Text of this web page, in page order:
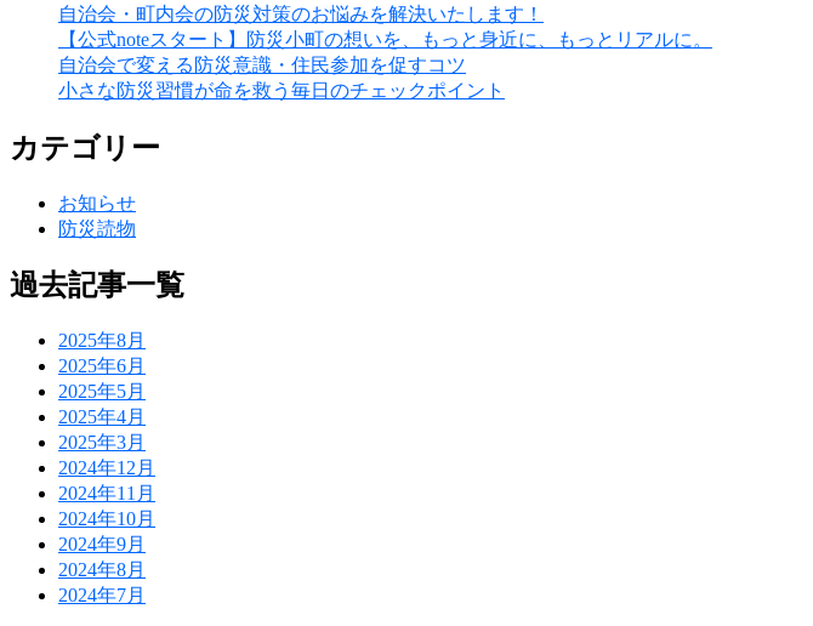
自治会・町内会の防災対策のお悩みを解決いたします！
【公式noteスタート】防災小町の想いを、もっと身近に、もっとリアルに。
自治会で変える防災意識・住民参加を促すコツ
小さな防災習慣が命を救う毎日のチェックポイント
カテゴリー
お知らせ
防災読物
過去記事一覧
2025年8月
2025年6月
2025年5月
2025年4月
2025年3月
2024年12月
2024年11月
2024年10月
2024年9月
2024年8月
2024年7月